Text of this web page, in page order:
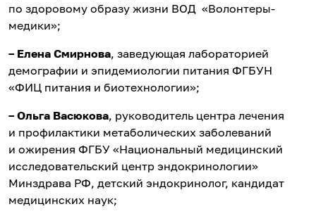
по здоровому образу жизни ВОД «Волонтеры-
медики»;
– Елена Смирнова, заведующая лабораторией
демографии и эпидемиологии питания ФГБУН
«ФИЦ питания и биотехнологии»;
– Ольга Васюкова, руководитель центра лечения
и профилактики метаболических заболеваний
и ожирения ФГБУ «Национальный медицинский
исследовательский центр эндокринологии»
Минздрава РФ, детский эндокринолог, кандидат
медицинских наук;